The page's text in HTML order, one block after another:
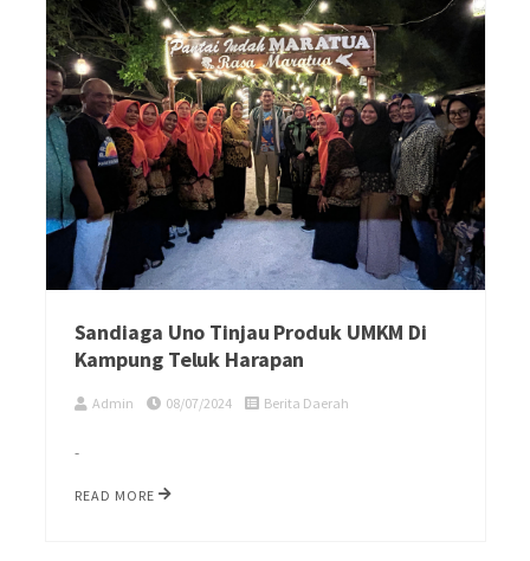
Sandiaga Uno Tinjau Produk UMKM Di
Kampung Teluk Harapan
Admin 08/07/2024 Berita Daerah
-
READ MORE